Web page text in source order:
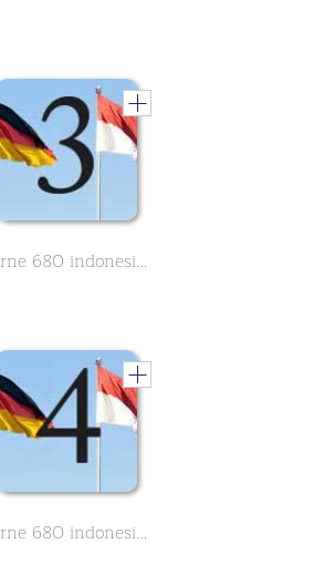
Lerne 680 indonesische Wörter des Grundwortschatzes - Teil 3 von 8
Lerne 680 indonesische Wörter des Grundwortschatzes - Teil 4 von 8